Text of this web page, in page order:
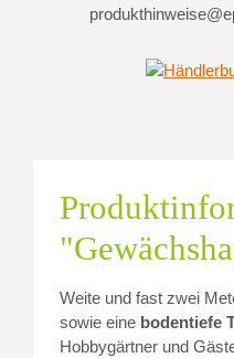
Weite und fast zwei
sowie eine bodentiefe
Hobbygärtner und